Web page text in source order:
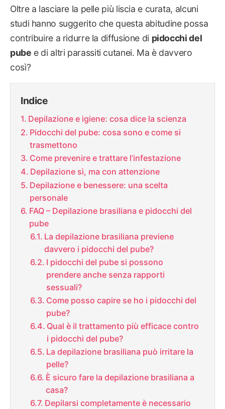
Oltre a lasciare la pelle più liscia e curata, alcuni
studi hanno suggerito che questa abitudine possa
contribuire a ridurre la diffusione di pidocchi del
pube e di altri parassiti cutanei. Ma è davvero
così?
Indice
Depilazione e igiene: cosa dice la scienza
Pidocchi del pube: cosa sono e come si
trasmettono
Come prevenire e trattare l’infestazione
Depilazione sì, ma con attenzione
Depilazione e benessere: una scelta
personale
FAQ – Depilazione brasiliana e pidocchi del
pube
La depilazione brasiliana previene
davvero i pidocchi del pube?
I pidocchi del pube si possono
prendere anche senza rapporti
sessuali?
Come posso capire se ho i pidocchi del
pube?
Qual è il trattamento più efficace contro
i pidocchi del pube?
La depilazione brasiliana può irritare la
pelle?
È sicuro fare la depilazione brasiliana a
casa?
Depilarsi completamente è necessario